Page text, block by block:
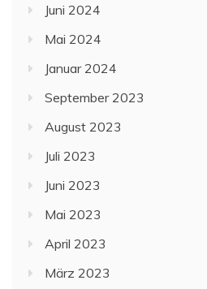
Juni 2024
Mai 2024
Januar 2024
September 2023
August 2023
Juli 2023
Juni 2023
Mai 2023
April 2023
März 2023